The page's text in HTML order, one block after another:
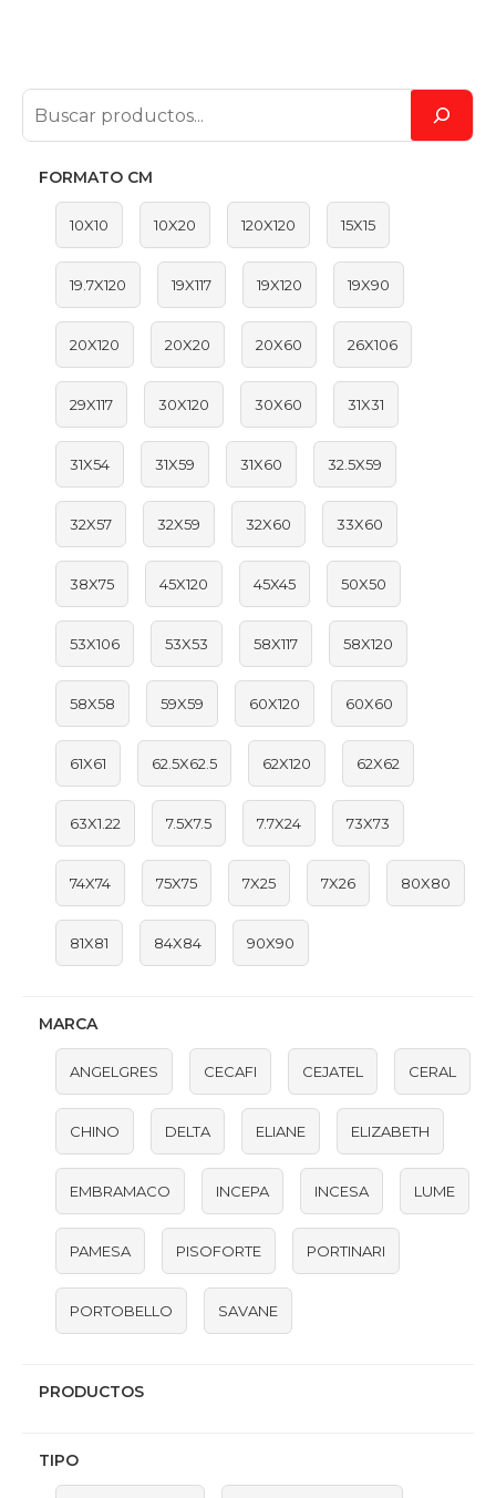
FORMATO CM
10X10 10X20 120X120 15X15
19.7X120 19X117 19X120 19X90
20X120 20X20 20X60 26X106
29X117 30X120 30X60 31X31
31X54 31X59 31X60 32.5X59
32X57 32X59 32X60 33X60
38X75 45X120 45X45 50X50
53X106 53X53 58X117 58X120
58X58 59X59 60X120 60X60
61X61 62.5X62.5 62X120 62X62
63X1.22 7.5X7.5 7.7X24 73X73
74X74 75X75 7X25 7X26 80X80
81X81 84X84 90X90
MARCA
ANGELGRES CECAFI CEJATEL CERAL
CHINO DELTA ELIANE ELIZABETH
EMBRAMACO INCEPA INCESA LUME
PAMESA PISOFORTE PORTINARI
PORTOBELLO SAVANE
PRODUCTOS
TIPO